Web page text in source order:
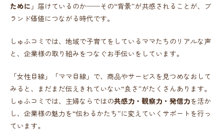
ために 」届けているのか──その“背景”が共感されることが、ブ
ランド価値につながる時代です。
しゅふコミでは、地域で子育てをしているママたちのリアルな声
と、企業様の取り組みをつなぐお手伝いをしています。
「女性目線」「ママ目線」で、商品やサービスを見つめなおして
みると、まだまだ伝えきれていない“良さ”がたくさんあります。
しゅふコミでは、主婦ならではの共感力・観察力・発信力を活か
し、企業様の魅力を“伝わるかたち”に変えていくサポートを行っ
ています。